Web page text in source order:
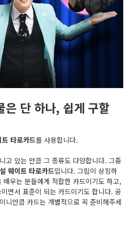
은 단 하나, 쉽게 구할
타로카드를 사용합니다.
고 있는 만큼 그 종류도 다양합니다. 그중
웨이트 타로카드입니다. 그림이 상징하
우는 분들에게 적합한 카드이기도 하고,
면서 표준이 되는 카드이기도 합니다. 공
니만큼 카드는 개별적으로 꼭 준비해주세